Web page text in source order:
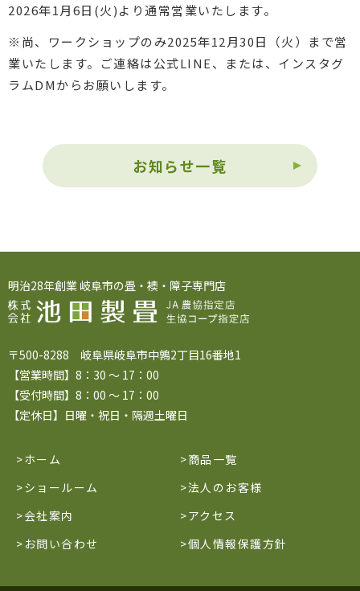
2026年1月6日(火)より通常営業いたします。
※尚、ワークショップのみ2025年12月30日（火）まで営
業いたします。ご連絡は公式LINE、または、インスタグ
ラムDMからお願いします。
お知らせ一覧
明治28年創業 岐阜市の畳・襖・障子専門店
〒500-8288 岐阜県岐阜市中鶉2丁目16番地1
【営業時間】8：30 ～ 17：00
【受付時間】8：00 ～ 17：00
【定休日】日曜・祝日・隔週土曜日
ホーム
商品一覧
ショールーム
法人のお客様
会社案内
アクセス
お問い合わせ
個人情報保護方針